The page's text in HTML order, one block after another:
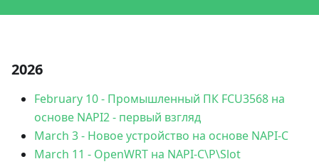
2026
February 10- Промышленный ПК FCU3568 на
основе NAPI2 - первый взгляд
March 3- Новое устройство на основе NAPI-C
March 11 - OpenWRT на NAPI-C\P\Slot